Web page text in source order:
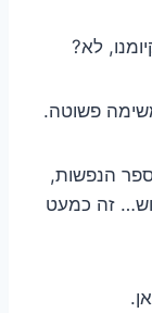
לא?
פשוטה.
הנפשות,
זה כמעט